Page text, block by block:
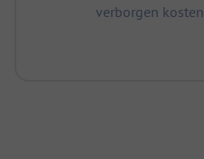
verborgen kosten